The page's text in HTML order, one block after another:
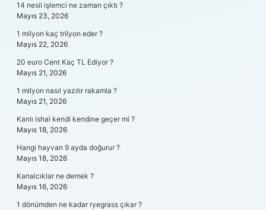
14 nesil işlemci ne zaman çıktı ?
Mayıs 23, 2026
1 milyon kaç trilyon eder ?
Mayıs 22, 2026
20 euro Cent Kaç TL Ediyor ?
Mayıs 21, 2026
1 milyon nasıl yazılır rakamla ?
Mayıs 21, 2026
Kanlı ishal kendi kendine geçer mi ?
Mayıs 18, 2026
Hangi hayvan 9 ayda doğurur ?
Mayıs 18, 2026
Kanalcıklar ne demek ?
Mayıs 16, 2026
1 dönümden ne kadar ryegrass çıkar ?